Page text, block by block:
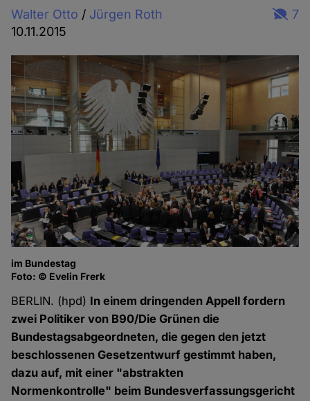
Walter Otto / Jürgen Roth
10.11.2015
7
im Bundestag
Foto: © Evelin Frerk
BERLIN. (hpd) In einem dringenden Appell fordern
zwei Politiker von B90/Die Grünen die
Bundestagsabgeordneten, die gegen den jetzt
beschlossenen Gesetzentwurf gestimmt haben,
dazu auf, mit einer "abstrakten
Normenkontrolle" beim Bundesverfassungsgericht